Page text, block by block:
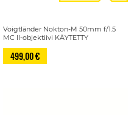
Voigtländer Nokton-M 50mm f/1.5
MC II-objektiivi KÄYTETTY
499,00 €